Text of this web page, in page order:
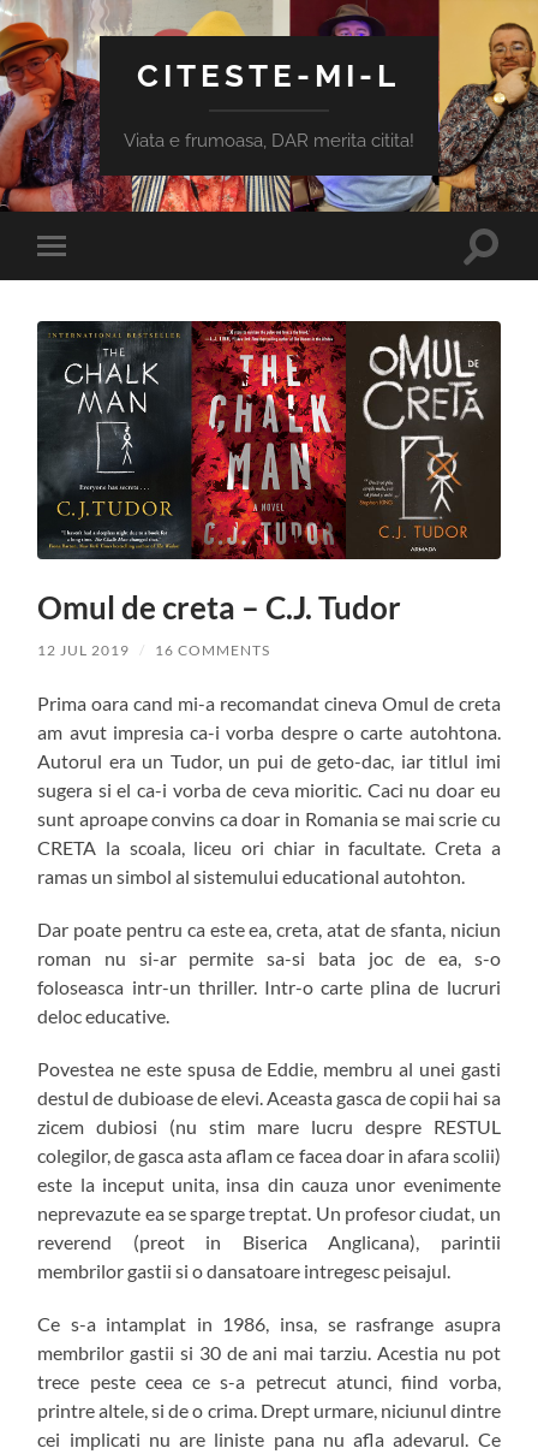
CITESTE-MI-L
Viata e frumoasa, DAR merita citita!
Toggle
mobile
Toggle
Omul de creta – C.J. Tudor
12 JUL 2019 / 16 COMMENTS
Prima oara cand mi-a recomandat cineva Omul de creta
am avut impresia ca-i vorba despre o carte autohtona.
Autorul era un Tudor, un pui de geto-dac, iar titlul imi
sugera si el ca-i vorba de ceva mioritic. Caci nu doar eu
sunt aproape convins ca doar in Romania se mai scrie cu
CRETA la scoala, liceu ori chiar in facultate. Creta a
ramas un simbol al sistemului educational autohton.
Dar poate pentru ca este ea, creta, atat de sfanta, niciun
roman nu si-ar permite sa-si bata joc de ea, s-o
foloseasca intr-un thriller. Intr-o carte plina de lucruri
deloc educative.
Povestea ne este spusa de Eddie, membru al unei gasti
destul de dubioase de elevi. Aceasta gasca de copii hai sa
zicem dubiosi (nu stim mare lucru despre RESTUL
colegilor, de gasca asta aflam ce facea doar in afara scolii)
este la inceput unita, insa din cauza unor evenimente
neprevazute ea se sparge treptat. Un profesor ciudat, un
reverend (preot in Biserica Anglicana), parintii
membrilor gastii si o dansatoare intregesc peisajul.
Ce s-a intamplat in 1986, insa, se rasfrange asupra
membrilor gastii si 30 de ani mai tarziu. Acestia nu pot
trece peste ceea ce s-a petrecut atunci, fiind vorba,
printre altele, si de o crima. Drept urmare, niciunul dintre
cei implicati nu are liniste pana nu afla adevarul. Ce